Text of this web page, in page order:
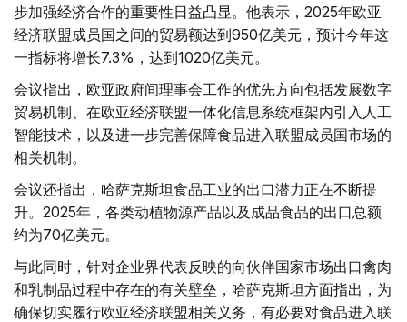
步加强经济合作的重要性日益凸显。他表示，2025年欧亚
经济联盟成员国之间的贸易额达到950亿美元，预计今年这
一指标将增长7.3%，达到1020亿美元。
会议指出，欧亚政府间理事会工作的优先方向包括发展数字
贸易机制、在欧亚经济联盟一体化信息系统框架内引入人工
智能技术，以及进一步完善保障食品进入联盟成员国市场的
相关机制。
会议还指出，哈萨克斯坦食品工业的出口潜力正在不断提
升。2025年，各类动植物源产品以及成品食品的出口总额
约为70亿美元。
与此同时，针对企业界代表反映的向伙伴国家市场出口禽肉
和乳制品过程中存在的有关壁垒，哈萨克斯坦方面指出，为
确保切实履行欧亚经济联盟相关义务，有必要对食品进入联